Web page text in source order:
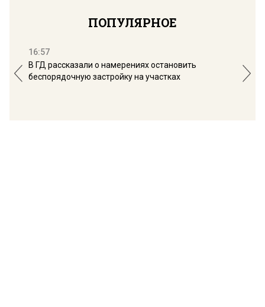
ПОПУЛЯРНОЕ
16:57
В ГД рассказали о намерениях остановить
беспорядочную застройку на участках